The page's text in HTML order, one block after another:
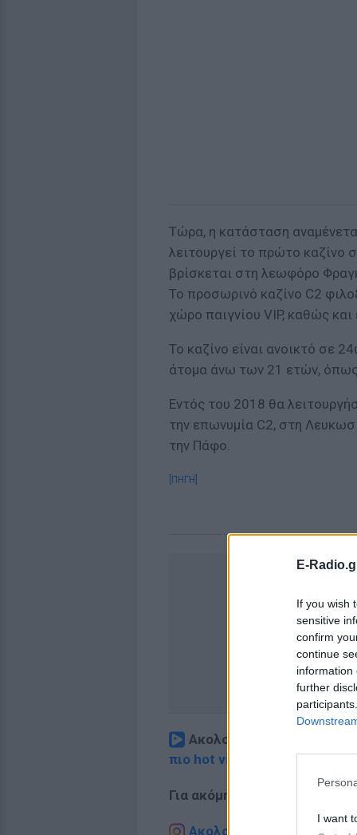
E-
If you wish
sensitive
confirm
continue
information
further
I want
Τώρα, η κατάσταση
λειτουργεί το πρώτο καζίνο
βρίσκεται στη λεωφόρο
Το προσωρινό καζίνο C2
χώρο παιγνίου VIP, καθώς
Το καζίνο είναι ανοικτό σε
άτομα άνω των 21 ετών, όπως
Εντός του 2018 θα
την επωνυμία C2, στη
την Πάφο.
[ΠΗΓΗ]
Ακολουθήστε το E-
πιο hot νέα
Για ακόμη περισσότερα
Ακολουθήστε το E-